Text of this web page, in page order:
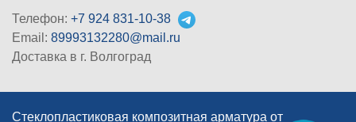
Телефон: +7 924 831-10-38
Email: 89993132280@mail.ru
Доставка в г. Волгоград
Стеклопластиковая композитная арматура от